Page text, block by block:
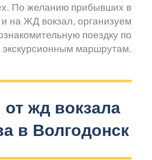
По желанию прибывших в
и на ЖД вокзал, организуем
поездку по
экскурсионным маршрутам.
от жд вокзала
в Волгодонск